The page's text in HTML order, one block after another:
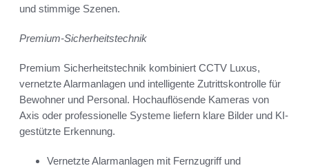
und stimmige Szenen.
Premium-Sicherheitstechnik
Premium Sicherheitstechnik kombiniert CCTV Luxus,
vernetzte Alarmanlagen und intelligente Zutrittskontrolle für
Bewohner und Personal. Hochauflösende Kameras von
Axis oder professionelle Systeme liefern klare Bilder und KI-
gestützte Erkennung.
Vernetzte Alarmanlagen mit Fernzugriff und